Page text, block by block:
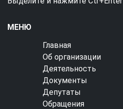
МЕНЮ
Главная
Об организации
Деятельность
Документы
Депутаты
Обращения